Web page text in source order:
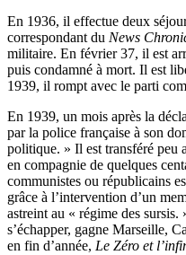
En 1936, il effectue deux
correspondant du News
militaire. En février 37, il est
puis condamné à mort. Il est
1939, il rompt avec le parti
En 1939, un mois après la
par la police française à son
politique. » Il est transféré peu
en compagnie de quelques
communistes ou républicains
grâce à l’intervention d’un
astreint au « régime des
s’échapper, gagne Marseille,
en fin d’année, Le Zéro et